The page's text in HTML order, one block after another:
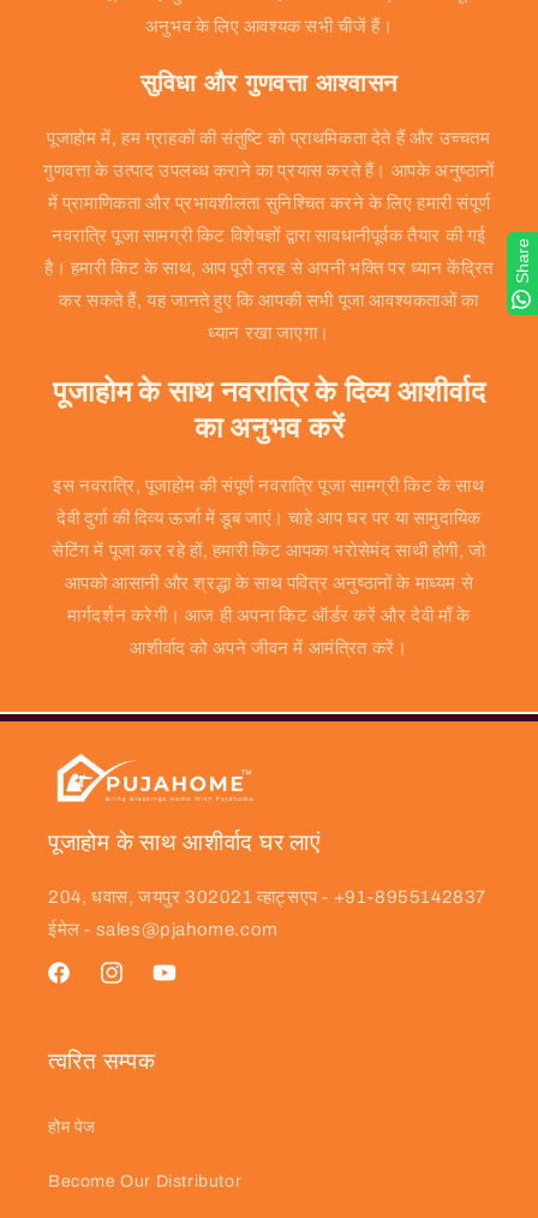
अनुभव के लिए आवश्यक सभी चीजें हैं।
सुविधा और गुणवत्ता आश्वासन
पूजाहोम में, हम ग्राहकों की संतुष्टि को प्राथमिकता देते हैं और उच्चतम
गुणवत्ता के उत्पाद उपलब्ध कराने का प्रयास करते हैं। आपके अनुष्ठानों
में प्रामाणिकता और प्रभावशीलता सुनिश्चित करने के लिए हमारी संपूर्ण
नवरात्रि पूजा सामग्री किट विशेषज्ञों द्वारा सावधानीपूर्वक तैयार की गई
है। हमारी किट के साथ, आप पूरी तरह से अपनी भक्ति पर ध्यान केंद्रित
कर सकते हैं, यह जानते हुए कि आपकी सभी पूजा आवश्यकताओं का
ध्यान रखा जाएगा।
पूजाहोम के साथ नवरात्रि के दिव्य आशीर्वाद
का अनुभव करें
इस नवरात्रि, पूजाहोम की संपूर्ण नवरात्रि पूजा सामग्री किट के साथ
देवी दुर्गा की दिव्य ऊर्जा में डूब जाएं। चाहे आप घर पर या सामुदायिक
सेटिंग में पूजा कर रहे हों, हमारी किट आपका भरोसेमंद साथी होगी, जो
आपको आसानी और श्रद्धा के साथ पवित्र अनुष्ठानों के माध्यम से
मार्गदर्शन करेगी। आज ही अपना किट ऑर्डर करें और देवी माँ के
आशीर्वाद को अपने जीवन में आमंत्रित करें।
पूजाहोम के साथ आशीर्वाद घर लाएं
204, धवास, जयपुर 302021 व्हाट्सएप - +91-8955142837
ईमेल - sales@pjahome.com
फेसबुक Instagram
यूट्यूब
त्वरित सम्पक
होम पेज
Become Our Distributor
Share